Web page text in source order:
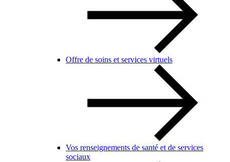
Offre de soins et services virtuels
Vos renseignements de santé et de services
sociaux